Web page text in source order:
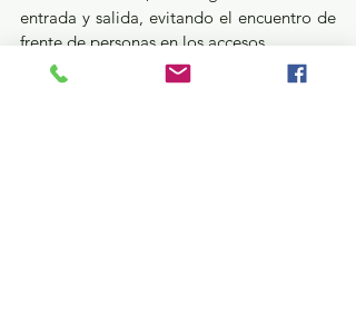
entrada y salida, evitando el encuentro de
frente de personas en los accesos.
Referente a las rutas vehiculares, se